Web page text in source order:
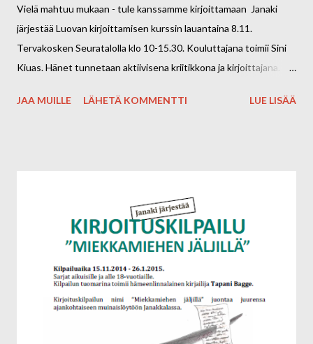
Vielä mahtuu mukaan - tule kanssamme kirjoittamaan Janaki
järjestää Luovan kirjoittamisen kurssin lauantaina 8.11.
Tervakosken Seuratalolla klo 10-15.30. Kouluttajana toimii Sini
Kiuas. Hänet tunnetaan aktiivisena kriitikkona ja kirjoittajana.
Kirjoittajakalenteri, josta löytyy jokaiselle päivälle oma
JAA MUILLE LÄHETÄ KOMMENTTI LUE LISÄÄ